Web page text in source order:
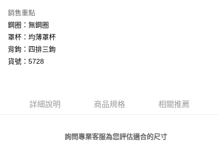
台灣樂天信用卡公司
玉山商業銀行
台新國際商業銀行
台灣樂天信用卡公司
永豐商業銀行
星展（台灣）商業銀行
中國信託商業銀行
全盈+PAY
AFTEE先享後付
相關說明
【關於「AFTEE先享後付」】
３．安心：先確認商品／服務後，再付款。
結帳頁面，進行簡訊認證並確認金額後，即可完成結帳。
ATM付款
運送方式
銷售重點
鋼圈：無鋼圈
罩杯：均薄罩杯
背鉤：四排三鉤
貨號：5728
詳細說明 商品規格 相關推薦
詢問專業客服為您評估適合的尺寸